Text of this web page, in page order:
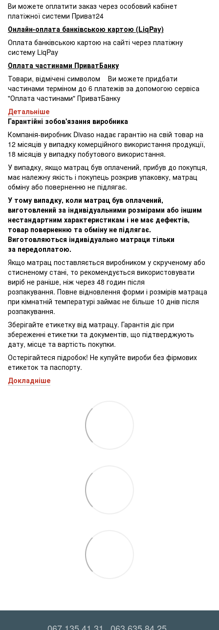
Ви можете оплатити заказ через особовий кабінет
платіжної системи Приват24
Онлайн-оплата банківською картою (LiqPay)
Оплата банківською картою на сайті через платіжну
систему LiqPay
Оплата частинами ПриватБанку
Товари, відмічені символом
Ви можете придбати
частинами терміном до 6 платежів за допомогою сервіса
"Оплата частинами" ПриватБанку
Детальніше
Гарантійні зобов'язання виробника
Компанія-виробник Divaso надає гарантію на свій товар на
12 місяців у випадку комерційного використання продукції,
18 місяців у випадку побутового використання.
У випадку, якщо матрац був оплачений, прибув до покупця,
має належну якість і покупець розкрив упаковку, матрац
обміну або поверненню не підлягає.
У тому випадку, коли матрац був оплачений,
виготовлений за індивідуальними розмірами або іншим
нестандартним характеристикам і не має дефектів,
товар поверненню та обміну не підлягає.
Виготовляються індивідуально матраци тільки
за передоплатою.
Якщо матрац поставляється виробником у скрученому або
стисненому стані, то рекомендується використовувати
виріб не раніше, ніж через 48 годин після
розпакування. Повне відновлення форми і розмірів матраца
при кімнатній температурі займає не більше 10 днів після
розпакування.
Зберігайте етикетку від матрацу. Гарантія діє при
збереженні етикетки та документів, що підтверджують
дату, місце та вартість покупки.
Остерігайтеся підробок! Не купуйте вироби без фірмових
етикеток та паспорту.
Докладніше